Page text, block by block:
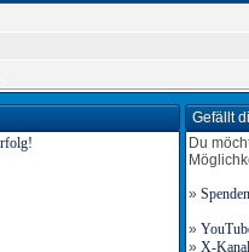
Gefällt
Du
» Spenden
»
» X-